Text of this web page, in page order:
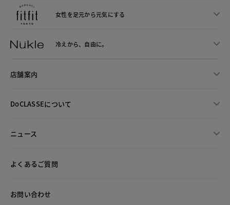
女性を足元から元気にする
冷えから、 自由に。
店舗案内
DoCLASSEについて
ニュース
よくあるご質問
お問い合わせ